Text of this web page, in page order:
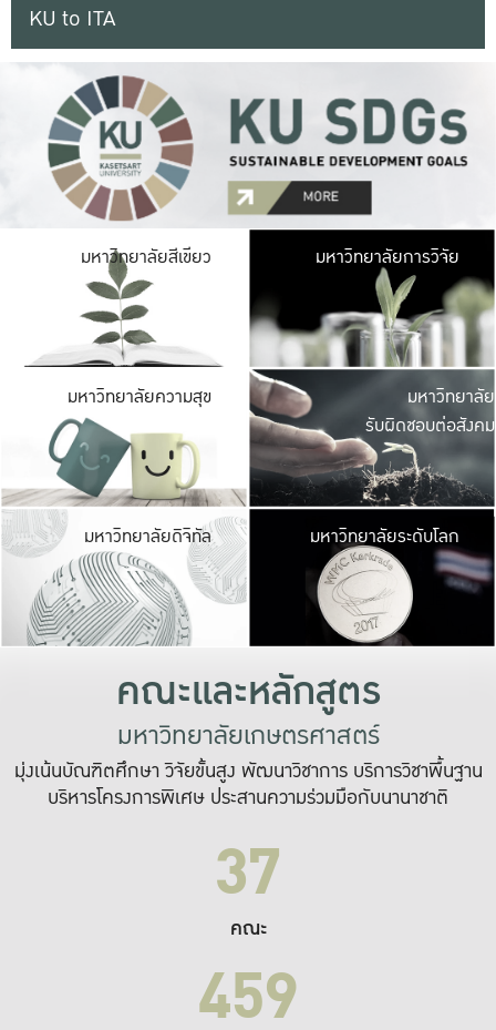
KU to ITA
มหาวิทยาลัยสีเขียว มหาวิ
มีพื้นที่เขียวสดใส
เป็นป่าในเมือง เกษต
มหาวิทยาลัยการวิจัย
มหาวิทยาลัยความสุข มหาวิ
ค
เปิดประ
และพบเรื่องราวใ
มหาวิทยาลัย
รับผิดชอบต่อสังคม
มหาวิทยาลัยดิจิทัล มหาวิ
เปลี่ยนแปลง แล
เพื่อทำง
ระบบสารสนเทศ
มหาวิทยาลัยระดับโลก
คณะและหลักสูตร
มหาวิทยาลัยเกษตรศาสตร์
มุ่งเน้นบัณฑิตศึกษา วิจัยขั้นสูง พัฒนาวิชาการ บริการวิชาพื้นฐาน
บริหารโครงการพิเศษ ประสานความร่วมมือกับนานาชาติ
37
คณะ
459